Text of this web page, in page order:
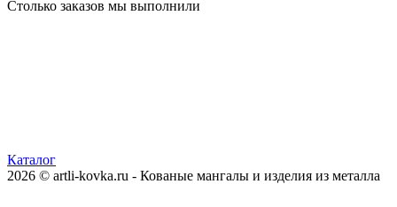
Столько заказов мы выполнили
Каталог
2026 © artli-kovka.ru - Кованые мангалы и изделия из металла